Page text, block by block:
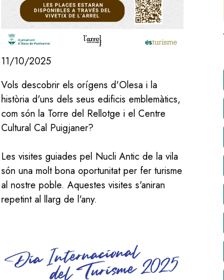
11/10/2025
Vols descobrir els orígens d'Olesa i la
història d'uns dels seus edificis emblemàtics,
com són la Torre del Rellotge i el Centre
Cultural Cal Puigjaner?
Les visites guiades pel Nucli Antic de la vila
són una molt bona oportunitat per fer turisme
al nostre poble. Aquestes visites s'aniran
repetint al llarg de l'any.